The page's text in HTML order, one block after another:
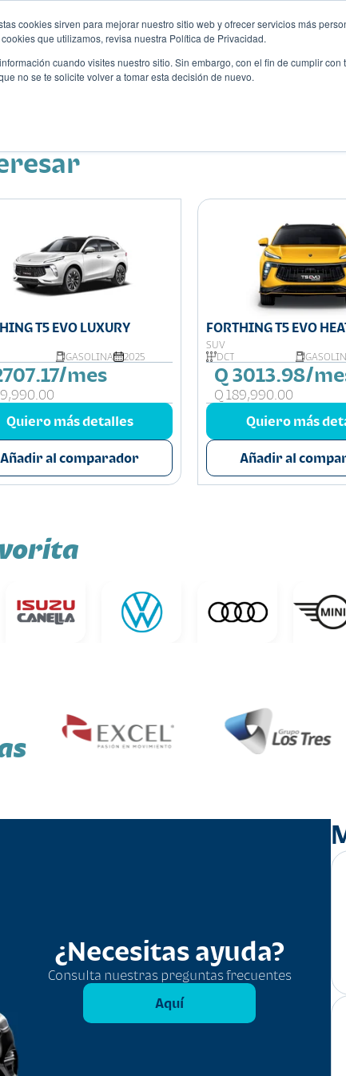
cookies sirven para mejorar nuestro sitio web y ofrecer servicios más
que utilizamos, revisa nuestra Política de Privacidad.
cuando visites nuestro sitio. Sin embargo, con el fin de cumplir
no se te solicite volver a tomar esta decisión de nuevo.
T5 EVO LUXURY
GASOLINA 2025
mes
Quiero más detalles
Añadir al comparador
FORTHING T5 EVO
SUV
DCT
Q 3013.98/
Q 189,990.00
Quiero más
Añadir al
¿Necesitas ayuda?
Consulta nuestras preguntas frecuentes
Aquí